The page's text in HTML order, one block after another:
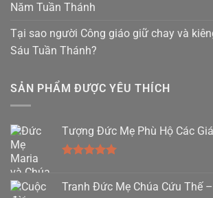
Năm Tuần Thánh
Tại sao người Công giáo giữ chay và
Sáu Tuần Thánh?
SẢN PHẨM ĐƯỢC YÊU THÍCH
Tượng Đức Mẹ Phù Hộ Các
5 sao
Tranh Đức Mẹ Chúa Cứu Thế